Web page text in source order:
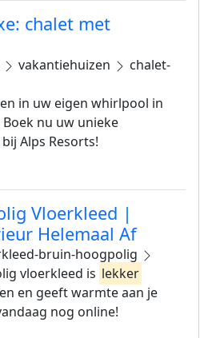
chalet met
vakantiehuizen
chalet-
in uw eigen whirlpool in
nu uw unieke
Alps Resorts!
Vloerkleed |
Helemaal Af
bruin-hoogpolig
vloerkleed is lekker
en geeft warmte aan je
nog online!